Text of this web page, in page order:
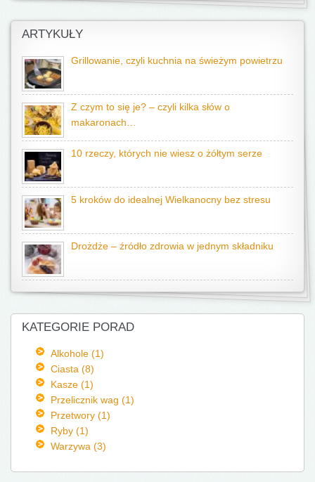
ARTYKUŁY
Grillowanie, czyli kuchnia na świeżym powietrzu
Z czym to się je? – czyli kilka słów o
makaronach…
10 rzeczy, których nie wiesz o żółtym serze
5 kroków do idealnej Wielkanocny bez stresu
Drożdże – źródło zdrowia w jednym składniku
KATEGORIE PORAD
Alkohole (1)
Ciasta (8)
Kasze (1)
Przelicznik wag (1)
Przetwory (1)
Ryby (1)
Warzywa (3)